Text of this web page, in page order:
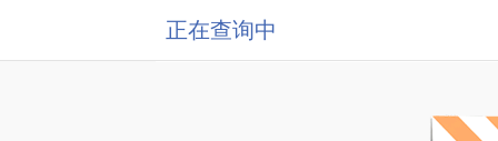
正在查询中